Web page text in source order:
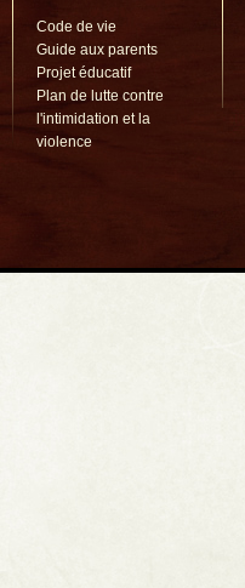
Code de vie
Guide aux parents
Projet éducatif
Plan de lutte contre
l'intimidation et la
violence